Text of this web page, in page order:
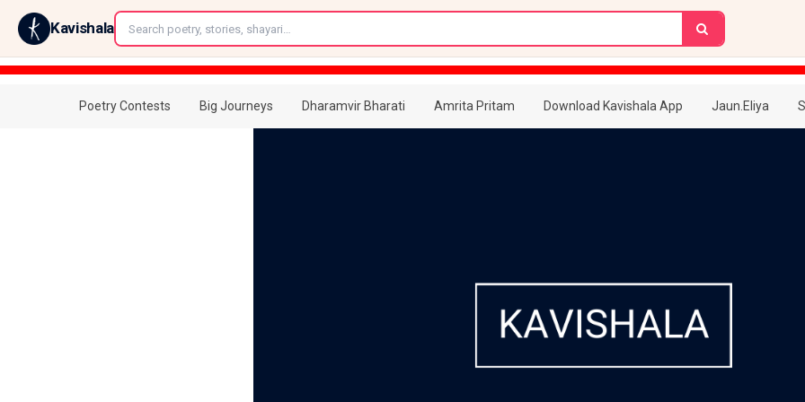
Kavishala
Poetry Contests Big Journeys Dharamvir Bharati Amrita Pritam Download Kavishala App Jaun.Eliya